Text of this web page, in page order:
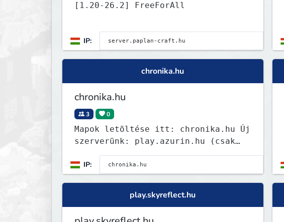
[1.20-26.2] FreeForAll
IP:
chronika.hu
chronika.hu
3 0
Mapok letöltése itt: chronika.hu Új
szerverünk: play.azurin.hu (csak
eredeti MC-vel!)
IP:
play.skyreflect.hu